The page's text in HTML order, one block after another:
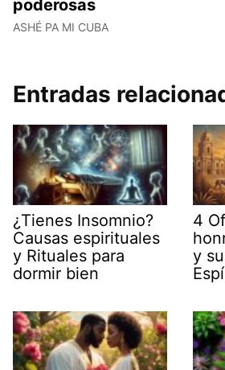
poderosas
ASHÉ PA MI CUBA
Entradas
¿Tienes Insomnio?
Causas espirituales
y Rituales para
dormir bien
4
y